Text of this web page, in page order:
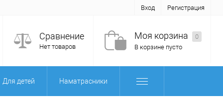
Вход Регистрация
Сравнение
Нет товаров
Моя корзина
0
В корзине пусто
Для детей Наматрасники